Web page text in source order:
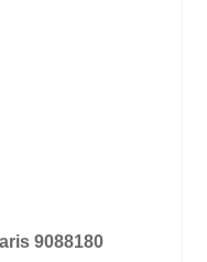
9088180